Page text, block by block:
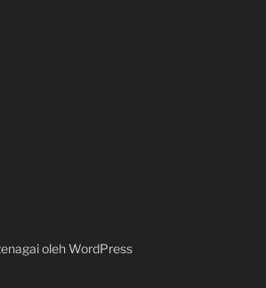
oleh WordPress